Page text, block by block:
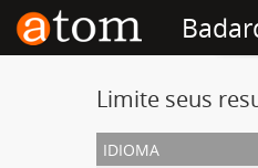
Limite seus
idioma